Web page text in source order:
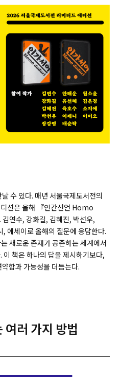
수 있다. 매년 서울국제도서전의
션은 올해 『인간선언 Homo
연수, 강화길, 김혜진, 박선우,
에세이로 올해의 질문에 응답한다.
새로운 존재가 공존하는 세계에서
책은 하나의 답을 제시하기보다,
함과 가능성을 더듬는다.
여러 가지 방법